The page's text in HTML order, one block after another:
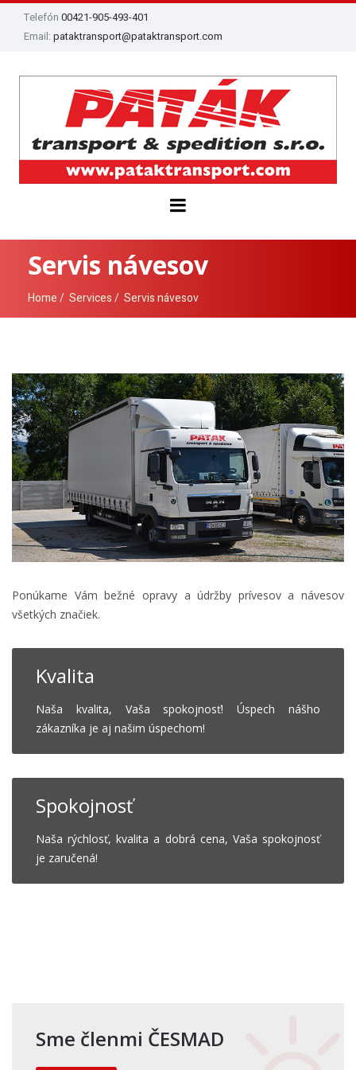
Telefón 00421-905-493-401
Email: pataktransport@pataktransport.com
Servis návesov
Home Services Servis návesov
Ponúkame Vámbežné opravy a údržby prívesov a návesov
všetkých značiek.
Kvalita
Naša kvalita, Vaša spokojnosť! Úspech nášho
zákazníka je aj našim úspechom!
Spokojnosť
Naša rýchlosť, kvalita a dobrá cena, Vaša spokojnosť
je zaručená!
Sme členmi ČESMAD